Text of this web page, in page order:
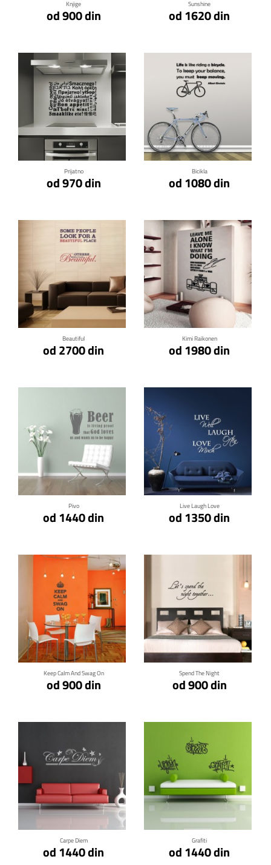
Knjige
od 900 din
Sunshine
od 1620 din
Prijatno
od 970 din
Klikni za detalje
Bicikla
od 1080 din
Klikni za detalje
Beautiful
od 2700 din
Klikni za detalje
Kimi Raikonen
od 1980 din
Klikni za detalje
Pivo
od 1440 din
Klikni za detalje
Live Laugh Love
od 1350 din
Klikni za detalje
Keep Calm And Swag On
od 900 din
Klikni za detalje
Spend The Night
od 900 din
Klikni za detalje
Carpe Diem
od 1440 din
Klikni za detalje
Grafiti
od 1440 din
Klikni za detalje